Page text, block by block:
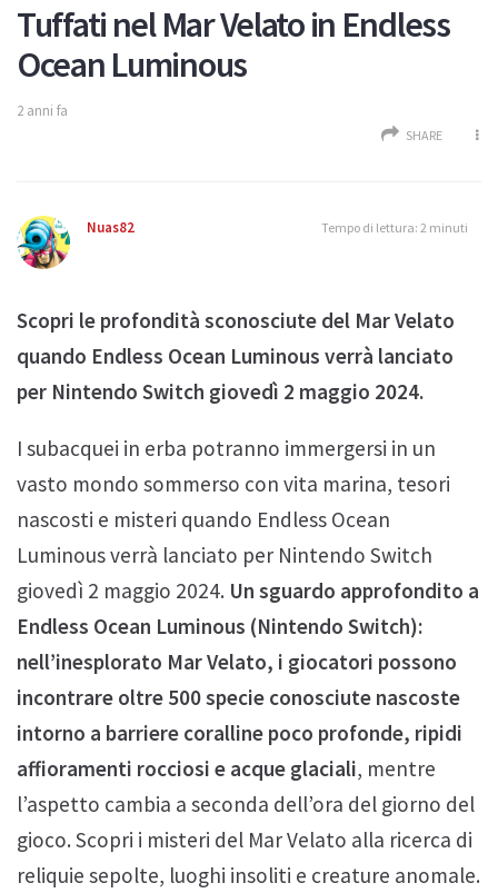
Tuffati nel Mar Velato in Endless
Ocean Luminous
2 anni fa
SHARE
Nuas82 Tempo di lettura: 2 minuti
Scopri le profondità sconosciute del Mar Velato
quando Endless Ocean Luminous verrà lanciato
per Nintendo Switch giovedì 2 maggio 2024.
I subacquei in erba potranno immergersi in un
vasto mondo sommerso con vita marina, tesori
nascosti e misteri quando Endless Ocean
Luminous verrà lanciato per Nintendo Switch
giovedì 2 maggio 2024. Un sguardo approfondito a
Endless Ocean Luminous (Nintendo Switch):
nell’inesplorato Mar Velato, i giocatori possono
incontrare oltre 500 specie conosciute nascoste
intorno a barriere coralline poco profonde, ripidi
affioramenti rocciosi e acque glaciali, mentre
l’aspetto cambia a seconda dell’ora del giorno del
gioco. Scopri i misteri del Mar Velato alla ricerca di
reliquie sepolte, luoghi insoliti e creature anomale.